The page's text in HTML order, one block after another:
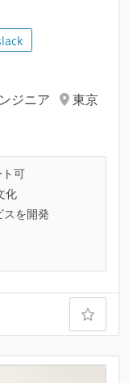
ジニア
東京
可
化
スを開発